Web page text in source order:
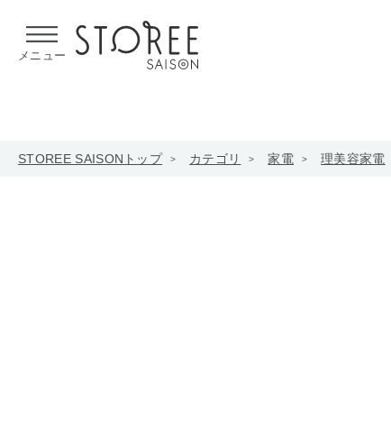
メニュー
STOREE SAISONトップ カテゴリ 家電 理美容家電